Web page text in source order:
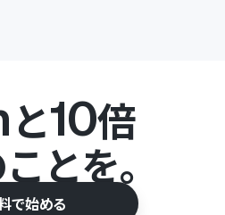
と10倍
とを。
で始める